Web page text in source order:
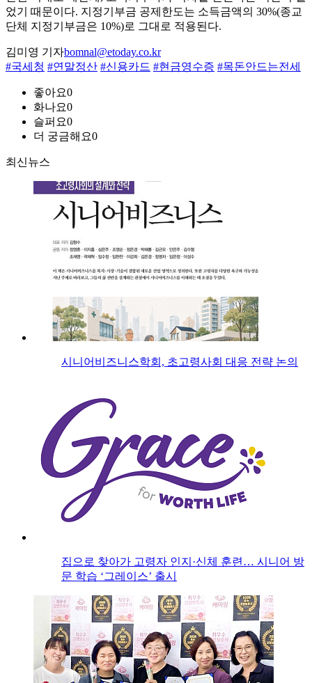
었기 때문이다. 지정기부금 공제한도는 소득금액의 30%(종교
단체 지정기부금은 10%)로 그대로 적용된다.
김미영 기자bomnal@etoday.co.kr
#국세청 #연말정산 #신용카드 #현금영수증 #목돈안드는전세
좋아요0
화나요0
슬퍼요0
더 궁금해요0
최신뉴스
시니어비즈니스학회, 초고령사회 대응 전략 논의
집으로 찾아가 고령자 인지·신체 훈련… 시니어 방
문 학습 ‘그레이스’ 출시